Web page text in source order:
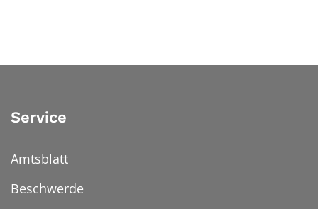
Service
Amtsblatt
Beschwerde